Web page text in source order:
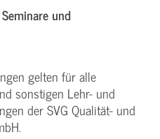
und
gelten für alle
sonstigen Lehr- und
der SVG Qualität- und